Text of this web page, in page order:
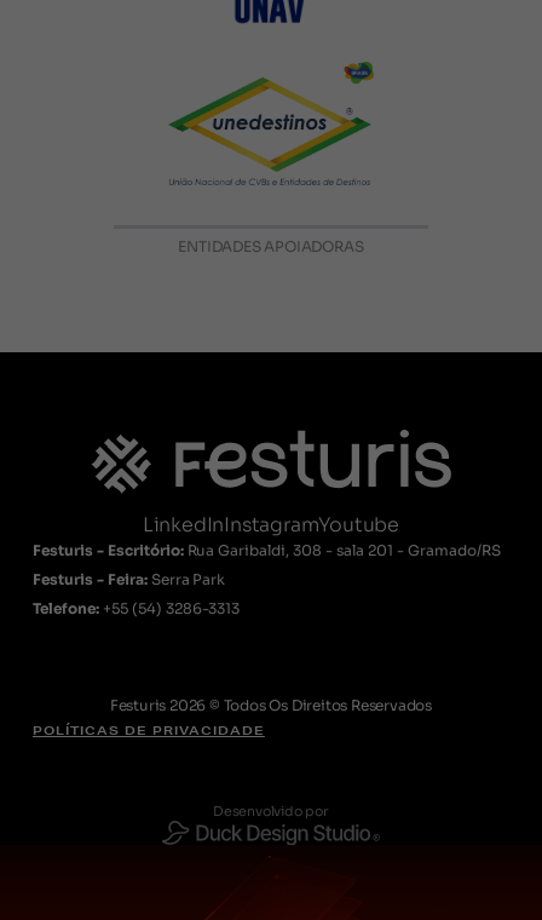
ENTIDADES APOIADORAS
LinkedInInstagramYoutube
Festuris - Escritório: Rua Garibaldi, 308 - sala 201 - Gramado/RS
Festuris - Feira: Serra Park
Telefone: +55 (54) 3286-3313
Festuris 2026 © Todos Os Direitos Reservados
POLÍTICAS DE PRIVACIDADE
Desenvolvido por